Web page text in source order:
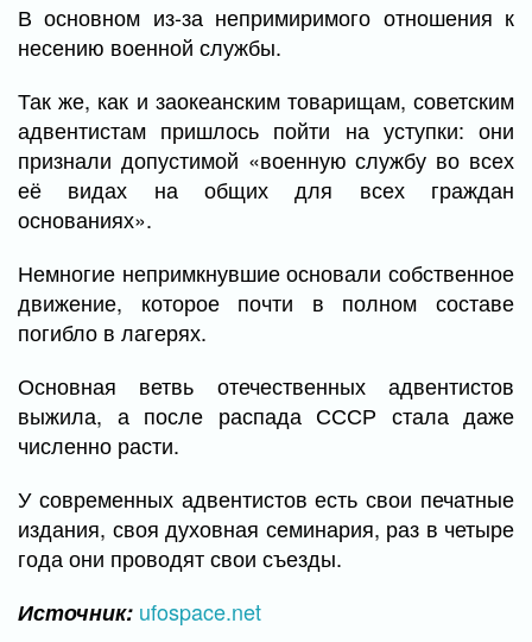
В основном из-за непримиримого отношения к
несению военной службы.
Так же, как и заокеанским товарищам, советским
адвентистам пришлось пойти на уступки: они
признали допустимой «военную службу во всех
её видах на общих для всех граждан
основаниях».
Немногие непримкнувшие основали собственное
движение, которое почти в полном составе
погибло в лагерях.
Основная ветвь отечественных адвентистов
выжила, а после распада СССР стала даже
численно расти.
У современных адвентистов есть свои печатные
издания, своя духовная семинария, раз в четыре
года они проводят свои съезды.
Источник: ufospace.net